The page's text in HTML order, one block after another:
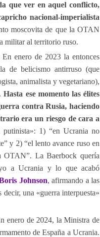
que ver en aquel conflicto,
nacional-imperialista
moscovita de que la OTAN
militar al territorio ruso.
En enero de 2023 la entonces
de belicismo antirruso (que
animalista y vegetariano),
Hasta ese momento las élites
contra Rusia, haciendo
era un riesgo de cara a
1) “en Ucrania no
y 2) “el lento avance ruso en
OTAN”. La Baerbock quería
a Ucrania y lo que acabó
Johnson, afirmando a las
decir, una «guerra interpuesta»
enero de 2024, la Ministra de
de España a Ucrania.